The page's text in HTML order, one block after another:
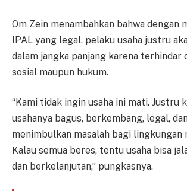
Om Zein menambahkan bahwa dengan
IPAL yang legal, pelaku usaha justru
dalam jangka panjang karena terhindar
sosial maupun hukum.
“Kami tidak ingin usaha ini mati. Justru
usahanya bagus, berkembang, legal,
menimbulkan masalah bagi lingkungan
Kalau semua beres, tentu usaha bisa
dan berkelanjutan,” pungkasnya.